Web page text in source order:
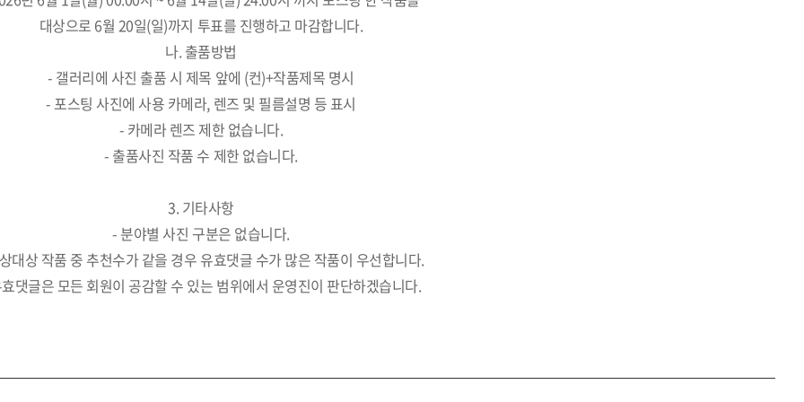
대상으로 6월 20일(일)까지 투표를 진행하고 마감합니다.
나. 출품방법
- 갤러리에 사진 출품 시 제목 앞에 (컨)+작품제목 명시
- 포스팅 사진에 사용 카메라, 렌즈 및 필름설명 등 표시
- 카메라 렌즈 제한 없습니다.
- 출품사진 작품 수 제한 없습니다.
3. 기타사항
- 분야별 사진 구분은 없습니다.
대상 작품 중 추천수가 같을 경우 유효댓글 수가 많은 작품이 우선합니다.
댓글은 모든 회원이 공감할 수 있는 범위에서 운영진이 판단하겠습니다.